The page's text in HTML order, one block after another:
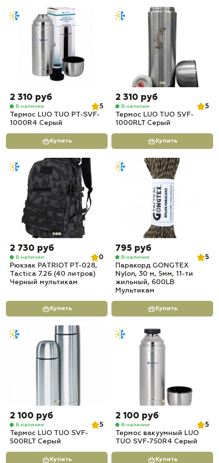
2 310 руб
В наличии
5
Термос LUO TUO PT-SVF-
1000R4 Серый
Купить
2 310 руб
В наличии
5
Термос LUO TUO SVF-
1000RLT Серый
Купить
2 730 руб
В наличии
0
Рюкзак PATRIOT РТ-028,
Tactica 7.26 (40 литров)
Черный мультикам
Купить
795 руб
В наличии
5
Паракорд GONGTEX
Nylon, 30 м, 5мм, 11-ти
жильный, 600LB
Мультикам
Купить
2 100 руб
В наличии
5
Термос LUO TUO SVF-
500RLT Серый
Купить
2 100 руб
В наличии
5
Термос вакуумный LUO
TUO SVF-750R4 Серый
Купить